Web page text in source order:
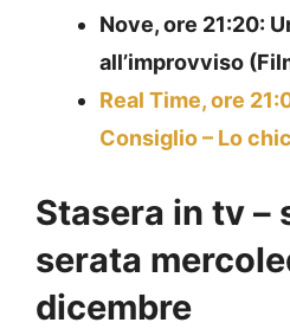
Nove, ore 21:20:
all’improvviso
Real Time, ore
Consiglio – Lo
Stasera in tv –
serata
dicembre